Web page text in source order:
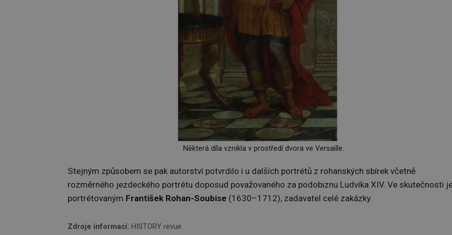
Některá díla vznikla v prostředí dvora ve Versaille.
Stejným způsobem se pak autorství potvrdilo i u dalších portrétů z rohanských sbírek včetně
rozměrného jezdeckého portrétu doposud považovaného za podobiznu Ludvíka XIV. Ve skutečnosti
portrétovaným František Rohan-Soubise (1630–1712), zadavatel celé zakázky.
Zdroje informací: HISTORY revue